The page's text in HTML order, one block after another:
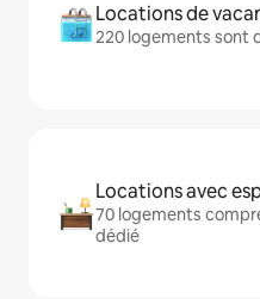
Locations de
220 logements sont
Locations avec
70 logements
dédié